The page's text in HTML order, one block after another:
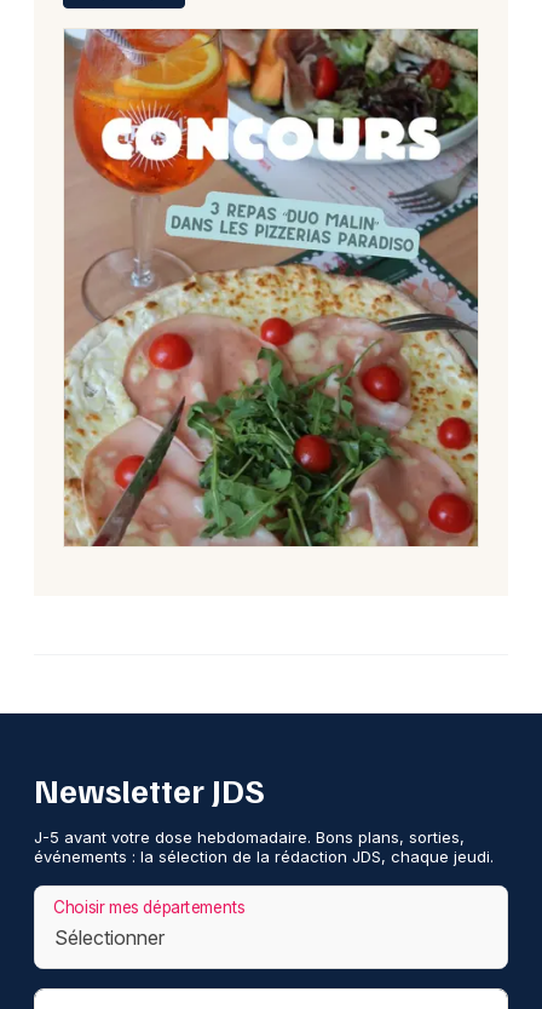
Newsletter JDS
J-5 avant votre dose hebdomadaire. Bons plans, sorties,
événements : la sélection de la rédaction JDS, chaque jeudi.
Choisir mes départements